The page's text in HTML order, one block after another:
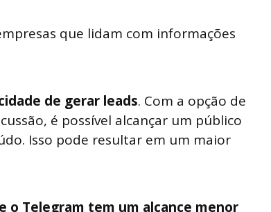
que lidam com informações
de gerar leads. Com a opção de
é possível alcançar um público
Isso pode resultar em um maior
o Telegram tem um alcance menor